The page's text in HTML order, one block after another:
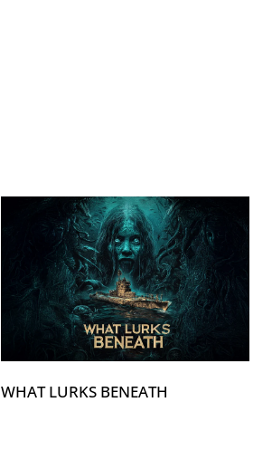
WHAT LURKS BENEATH